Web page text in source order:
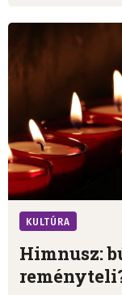
KULTÚRA
Himnusz: